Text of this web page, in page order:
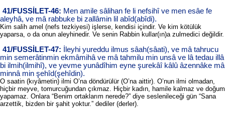
41/FUSSİLET-46: Men amile sâlihan fe li nefsihî ve men esâe fe
aleyhâ, ve mâ rabbuke bi zallâmin lil abîd(abîdi).
Kim salih amel (nefs tezkiyesi) işlerse, kendisi içindir. Ve kim kötülük
yaparsa, o da onun aleyhinedir. Ve senin Rabbin kullar(ın)a zulmedici değildir.
41/FUSSİLET-47: İleyhi yureddu ilmus sâah(sâati), ve mâ tahrucu
min semerâtinmin ekmâmihâ ve mâ tahmilu min unsâ ve lâ tedau illâ
bi ilmih(ilmihî), ve yevme yunâdîhim eyne şurekâî kâlû âzennâke mâ
minnâ min şehîd(şehîdin).
O saatin (kıyâmetin) ilmi O’na döndürülür (O’na aittir). O’nun ilmi olmadan,
hiçbir meyve, tomurcuğundan çıkmaz. Hiçbir kadın, hamile kalmaz ve doğum
yapamaz. Onlara “Benim ortaklarım nerede?” diye seslenileceği gün “Sana
arzettik, bizden bir şahit yoktur.” dediler (derler).